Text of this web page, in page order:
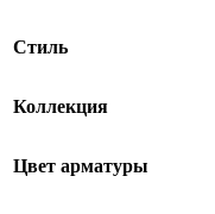
Стиль
Коллекция
Цвет арматуры